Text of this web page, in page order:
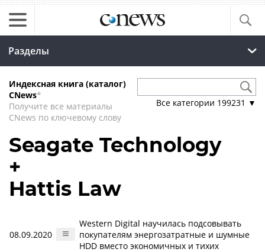
Разделы
Индексная книга (каталог)
CNews*
Получите все материалы
CNews по ключевому слову
Все категории 199231 ▼
Seagate Technology
+
Hattis Law
08.09.2020
Western Digital научилась подсовывать
покупателям энергозатратные и шумные
HDD вместо экономичных и тихих